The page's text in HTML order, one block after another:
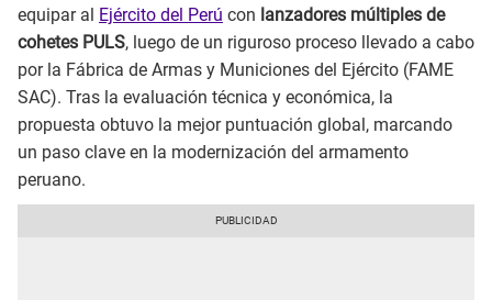
equipar al Ejército del Perú con lanzadores múltiples de
cohetes PULS, luego de un riguroso proceso llevado a cabo
por la Fábrica de Armas y Municiones del Ejército (FAME
SAC). Tras la evaluación técnica y económica, la
propuesta obtuvo la mejor puntuación global, marcando
un paso clave en la modernización del armamento
peruano.